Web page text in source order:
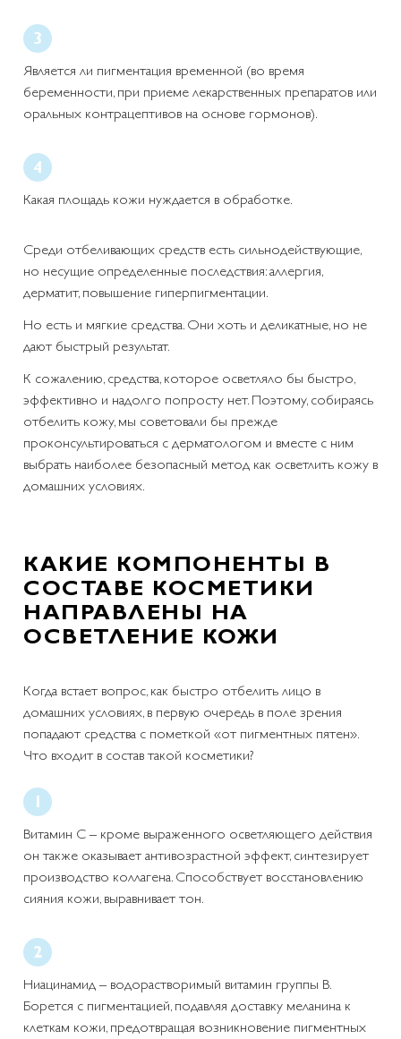
Является ли пигментация временной (во время
беременности, при приеме лекарственных препаратов или
оральных контрацептивов на основе гормонов).
Какая площадь кожи нуждается в обработке.
Среди отбеливающих средств есть сильнодействующие,
но несущие определенные последствия: аллергия,
дерматит, повышение гиперпигментации.
Но есть и мягкие средства. Они хоть и деликатные, но не
дают быстрый результат.
К сожалению, средства, которое осветляло бы быстро,
эффективно и надолго попросту нет. Поэтому, собираясь
отбелить кожу, мы советовали бы прежде
проконсультироваться с дерматологом и вместе с ним
выбрать наиболее безопасный метод как осветлить кожу в
домашних условиях.
КАКИЕ КОМПОНЕНТЫ В
СОСТАВЕ КОСМЕТИКИ
НАПРАВЛЕНЫ НА
ОСВЕТЛЕНИЕ КОЖИ
Когда встает вопрос, как быстро отбелить лицо в
домашних условиях, в первую очередь в поле зрения
попадают средства с пометкой «от пигментных пятен».
Что входит в состав такой косметики?
Витамин С – кроме выраженного осветляющего действия
он также оказывает антивозрастной эффект, синтезирует
производство коллагена. Способствует восстановлению
сияния кожи, выравнивает тон.
Ниацинамид – водорастворимый витамин группы В.
Борется с пигментацией, подавляя доставку меланина к
клеткам кожи, предотвращая возникновение пигментных